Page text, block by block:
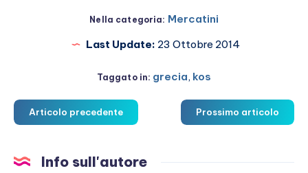
Nella categoria: Mercatini
Last Update: 23 Ottobre 2014
Taggato in: grecia, kos
Articolo precedente Prossimo articolo
Info sull'autore